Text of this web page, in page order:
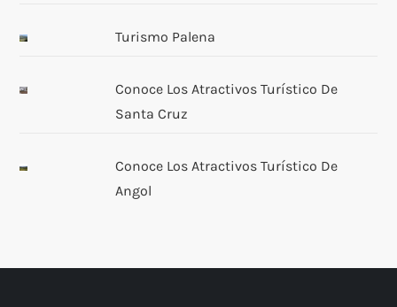
Turismo Palena
Conoce Los Atractivos Turístico De
Santa Cruz
Conoce Los Atractivos Turístico De
Angol